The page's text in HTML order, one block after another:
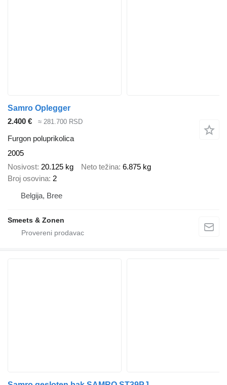
Samro Oplegger
2.400 €
≈ 281.700 RSD
Furgon poluprikolica
2005
Nosivost 20.125 kg Neto težina 6.875 kg
Broj osovina 2
Belgija, Bree
Smeets & Zonen